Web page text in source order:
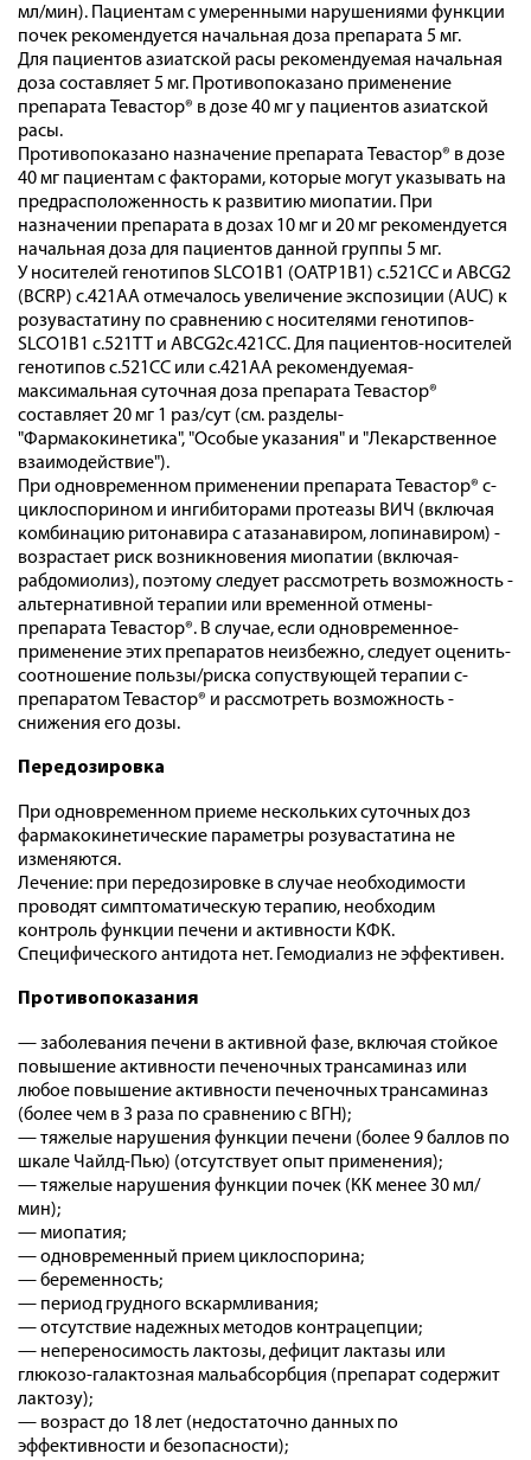
мл/мин). Пациентам с умеренными нарушениями функции
почек рекомендуется начальная доза препарата 5 мг.
Для пациентов азиатской расы рекомендуемая начальная
доза составляет 5 мг. Противопоказано применение
препарата Тевастор® в дозе 40 мг у пациентов азиатской
расы.
Противопоказано назначение препарата Тевастор® в дозе
40 мг пациентам с факторами, которые могут указывать на
предрасположенность к развитию миопатии. При
назначении препарата в дозах 10 мг и 20 мг рекомендуется
начальная доза для пациентов данной группы 5 мг.
У ­носителей­ генотипов­ SLCO1B1 ­(OATP1B1) ­c.521CC­ и­ ABCG2
­(BCRP)­ c.421AA ­отмечалось ­увеличение­ экспозиции ­(AUC) ­к
розувастатину ­по ­сравнению­ с ­носителями­ генотипов­
SLCO1B1­ c.521TT­ и­ ABCG2­c.421CC.­ Для­ пациентов-носителей
генотипов ­с.521CC ­или­ c.421AA ­рекомендуемая­
максимальная­ суточная­ доза­ препарата­ Тевастор®
составляет­ 20­ мг ­1 ­раз/сут ­(см. ­разделы­
"Фармакокинетика",­ "Особые ­указания" ­и­ "Лекарственное
взаимодействие").
При­ одновременном­ применении ­препарата­ Тевастор® ­с­
циклоспорином­ и­ ингибиторами­ протеазы ­ВИЧ­ (включая
комбинацию ­ритонавира­ с­ атазанавиром, ­лопинавиром) ­
возрастает ­риск ­возникновения­ миопатии ­(включая­
рабдомиолиз), поэтому­ следует­ рассмотреть ­возможность ­
альтернативной­ терапии ­или ­временной­ отмены­
препарата­ Тевастор®.­ В­ случае, ­если­ одновременное­
применение­ этих ­препаратов ­неизбежно,­ следует­ оценить­
соотношение­ пользы/риска­ сопуствующей терапии­ с­
препаратом­ Тевастор® ­­и ­рассмотреть ­возможность ­
снижения­ его ­дозы.
Передозировка
При одновременном приеме нескольких суточных доз
фармакокинетические параметры розувастатина не
изменяются.
Лечение: при передозировке в случае необходимости
проводят симптоматическую терапию, необходим
контроль функции печени и активности КФК.
Специфического антидота нет. Гемодиализ не эффективен.
Противопоказания
— заболевания печени в активной фазе, включая стойкое
повышение активности печеночных трансаминаз или
любое повышение активности печеночных трансаминаз
(более чем в 3 раза по сравнению с ВГН);
— тяжелые нарушения функции печени (более 9 баллов по
шкале Чайлд-Пью) (отсутствует опыт применения);
— тяжелые нарушения функции почек (КК менее 30 мл/
мин);
— миопатия;
— одновременный прием циклоспорина;
— беременность;
— период грудного вскармливания;
— отсутствие надежных методов контрацепции;
— непереносимость лактозы, дефицит лактазы или
глюкозо-галактозная мальабсорбция (препарат содержит
лактозу);
— возраст до 18 лет (недостаточно данных по
эффективности и безопасности);